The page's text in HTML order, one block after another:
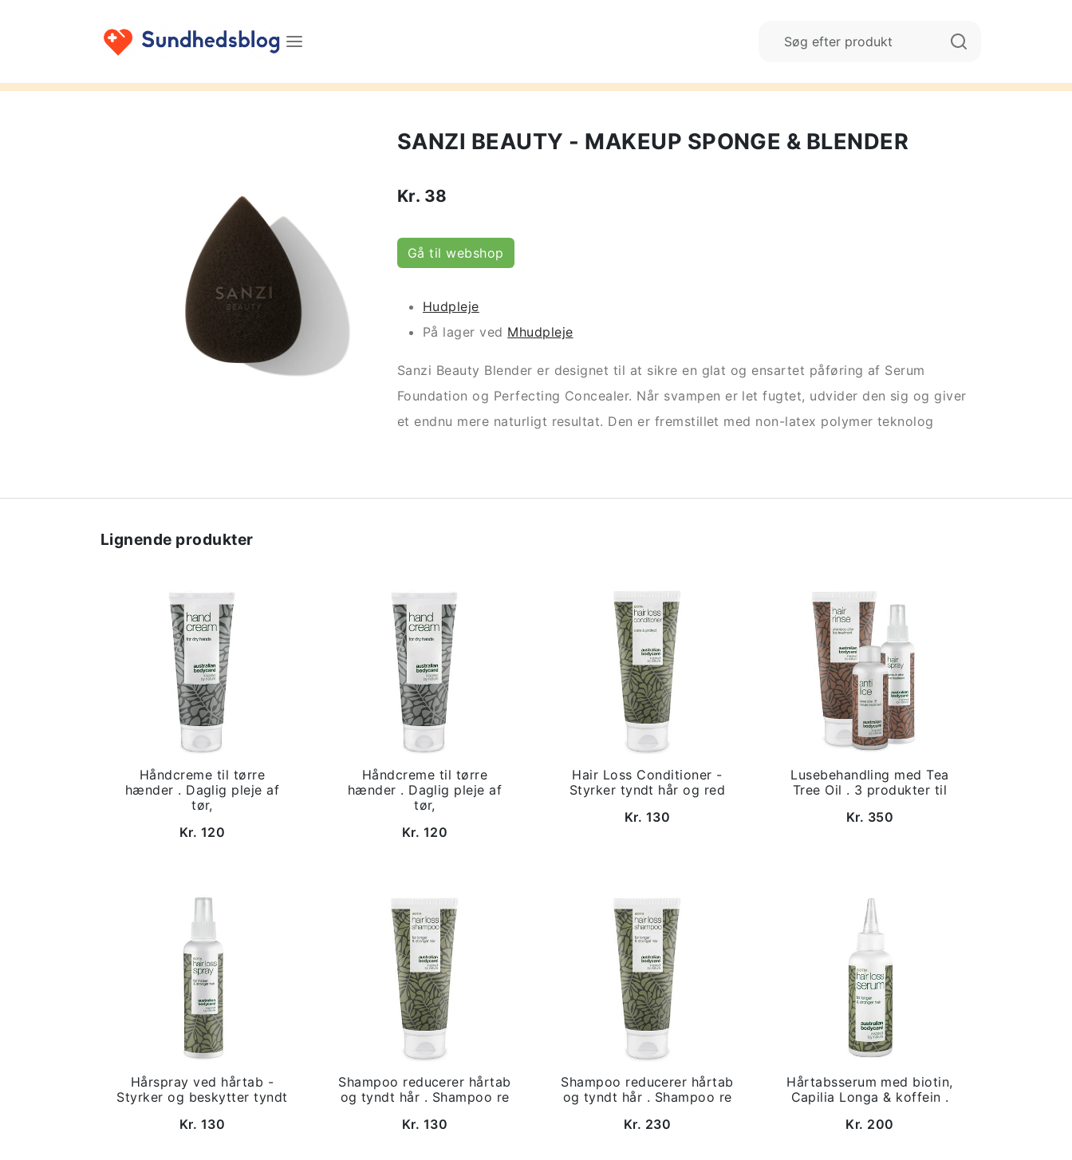
SANZI BEAUTY - MAKEUP SPONGE & BLENDER
Kr. 38
Gå til webshop
Hudpleje
På lager ved Mhudpleje
Sanzi Beauty Blender er designet til at sikre en glat og ensartet påføring af Serum
Foundation og Perfecting Concealer. Når svampen er let fugtet, udvider den sig og giver
et endnu mere naturligt resultat. Den er fremstillet med non-latex polymer teknolog
Lignende produkter
Håndcreme til tørre
hænder . Daglig pleje af
tør,
Kr. 120
Håndcreme til tørre
hænder . Daglig pleje af
tør,
Kr. 120
Hair Loss Conditioner -
Styrker tyndt hår og red
Kr. 130
Lusebehandling med Tea
Tree Oil . 3 produkter til
Kr. 350
Hårspray ved hårtab -
Styrker og beskytter tyndt
Kr. 130
Shampoo reducerer hårtab
og tyndt hår . Shampoo re
Kr. 130
Shampoo reducerer hårtab
og tyndt hår . Shampoo re
Kr. 230
Hårtabsserum med biotin,
Capilia Longa & koffein .
Kr. 200